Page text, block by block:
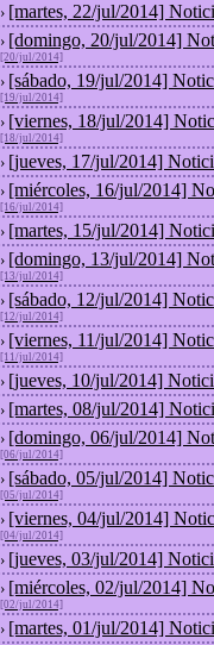
› [martes, 22/jul/2014]
› [domingo, 20/jul/2014]
[20/jul/2014]
› [sábado, 19/jul/2014]
[19/jul/2014]
› [viernes, 18/jul/2014]
[18/jul/2014]
› [jueves, 17/jul/2014]
› [miércoles, 16/jul/2014]
[16/jul/2014]
› [martes, 15/jul/2014]
› [domingo, 13/jul/2014]
[13/jul/2014]
› [sábado, 12/jul/2014]
[12/jul/2014]
› [viernes, 11/jul/2014]
[11/jul/2014]
› [jueves, 10/jul/2014]
› [martes, 08/jul/2014]
› [domingo, 06/jul/2014]
[06/jul/2014]
› [sábado, 05/jul/2014]
[05/jul/2014]
› [viernes, 04/jul/2014]
[04/jul/2014]
› [jueves, 03/jul/2014]
› [miércoles, 02/jul/2014]
[02/jul/2014]
› [martes, 01/jul/2014]